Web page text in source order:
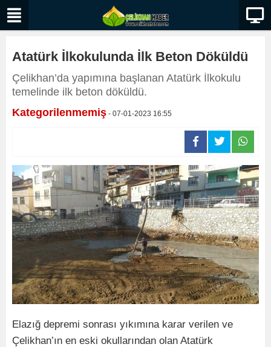
Atatürk İlkokulunda İlk Beton Döküldü
Çelikhan’da yapımına başlanan Atatürk İlkokulu
temelinde ilk beton döküldü.
Kategorilenmemiş - 07-01-2023 16:55
Elazığ depremi sonrası yıkımına karar verilen ve
Çelikhan’ın en eski okullarından olan Atatürk